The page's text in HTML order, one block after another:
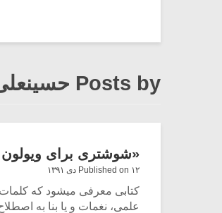
Posts by حسینعلی ملاح
«شوشتری برای ویولون
Published on ۱۲ دی ۱۳۹۱
کتابی معرفی می‏شود که کلمات،
علمی، نغمات و یا بنا به